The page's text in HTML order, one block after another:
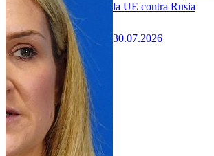
la UE contra Rusia
30.07.2026